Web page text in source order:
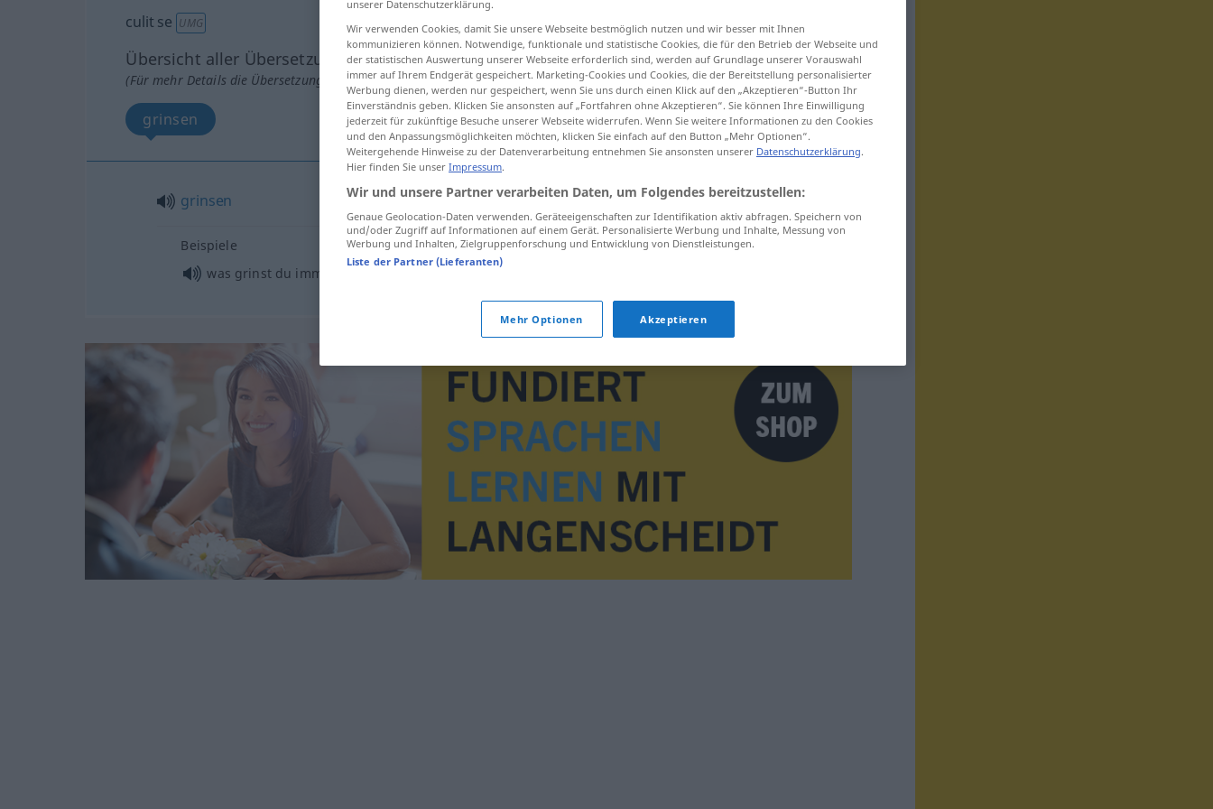
culit se UMG
Übersicht aller Übersetzungen
(Für mehr Details die Übersetzung anklicken/antippen)
grinsen
grinsen culit se
Beispiele
was grinst du immerzu?
unserer Datenschutzerklärung.
Wir verwenden Cookies, damit Sie unsere Webseite bestmöglich nutzen und wir besser mit Ihnen
kommunizieren können. Notwendige, funktionale und statistische Cookies, die für den Betrieb der Webseite und
der statistischen Auswertung unserer Webseite erforderlich sind, werden auf Grundlage unserer Vorauswahl
immer auf Ihrem Endgerät gespeichert. Marketing-Cookies und Cookies, die der Bereitstellung personalisierter
Werbung dienen, werden nur gespeichert, wenn Sie uns durch einen Klick auf den „Akzeptieren“-Button Ihr
Einverständnis geben. Klicken Sie ansonsten auf „Fortfahren ohne Akzeptieren“. Sie können Ihre Einwilligung
jederzeit für zukünftige Besuche unserer Webseite widerrufen. Wenn Sie weitere Informationen zu den Cookies
und den Anpassungsmöglichkeiten möchten, klicken Sie einfach auf den Button „Mehr Optionen“.
Weitergehende Hinweise zu der Datenverarbeitung entnehmen Sie ansonsten unserer Datenschutzerklärung.
Hier finden Sie unser Impressum.
Wir und unsere Partner verarbeiten Daten, um Folgendes bereitzustellen:
Genaue Geolocation-Daten verwenden. Geräteeigenschaften zur Identifikation aktiv abfragen. Speichern von
und/oder Zugriff auf Informationen auf einem Gerät. Personalisierte Werbung und Inhalte, Messung von
Werbung und Inhalten, Zielgruppenforschung und Entwicklung von Dienstleistungen.
Liste der Partner (Lieferanten)
Mehr Optionen Akzeptieren